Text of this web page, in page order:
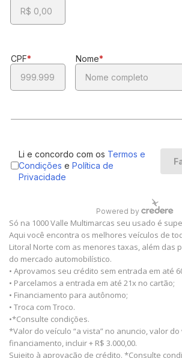
Só na 1000 Valle Multimarcas seu usado é
Aqui você encontra os melhores veículos de
Litoral Norte com as menores taxas, além das
do mercado automobilístico.
• Aprovamos seu crédito sem entrada em até
• Parcelamos a entrada em até 21x no cartão;
• Financiamento para autônomo;
• Troca com Troco.
•*Consulte condições.
*Valor do veículo “a vista” no anuncio, valor
financiamento, incluir + R$ 3.000,00.
Sujeito à aprovação de crédito. *Consulte